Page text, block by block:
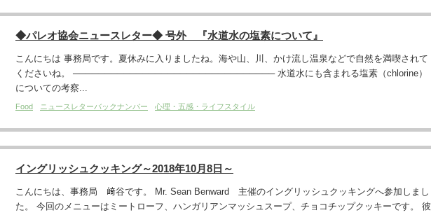
◆パレオ協会ニュースレター◆ 号外 『水道水の塩素について』
こんにちは 事務局です。夏休みに入りましたね。海や山、川、かけ流し温泉などで自然を満喫されて
くださいね。 ──────────────────────────────── 水道水にも含まれる塩素（chlorine）
についての考察...
Food ニュースレターバックナンバー 心理・五感・ライフスタイル
イングリッシュクッキング～2018年10月8日～
こんにちは、事務局 﨑谷です。 Mr. Sean Benward 主催のイングリッシュクッキングへ参加しまし
た。 今回のメニューはミートローフ、ハンガリアンマッシュスープ、チョコチップクッキーです。 彼